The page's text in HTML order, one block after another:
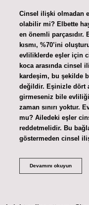
Cinsel ilişki olmadan
olabilir mi? Elbette
en önemli parçasıdır.
kısmı, %70’ini
evliliklerde eşler için
koca arasında cinsel
kardeşim, bu şekilde
değildir. Eşinizle dört
girmeseniz bile
zaman sınırı yoktur.
mu? Ailedeki eşler
reddetmelidir. Bu
göstermeden cinsel
Devamını okuyunEvlilikte